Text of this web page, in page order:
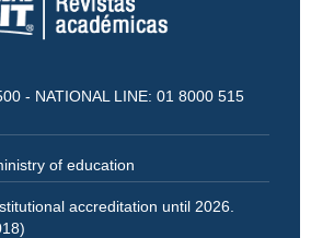
- NATIONAL LINE: 01 8000 515
of education
accreditation until 2026.